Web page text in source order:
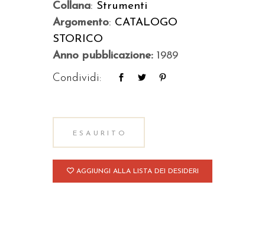
Collana: Strumenti
Argomento: CATALOGO
STORICO
Anno pubblicazione: 1989
Condividi:
ESAURITO
AGGIUNGI ALLA LISTA DEI DESIDERI